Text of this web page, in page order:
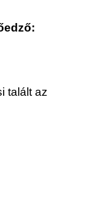
talált az